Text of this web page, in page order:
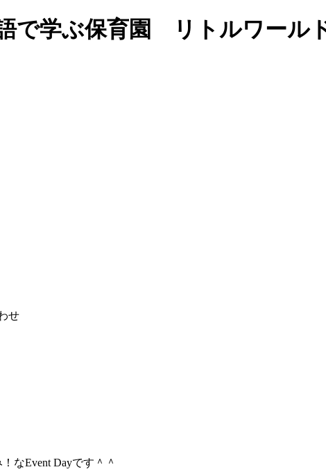
で学ぶ保育園 リトルワール
なEvent Dayです＾＾